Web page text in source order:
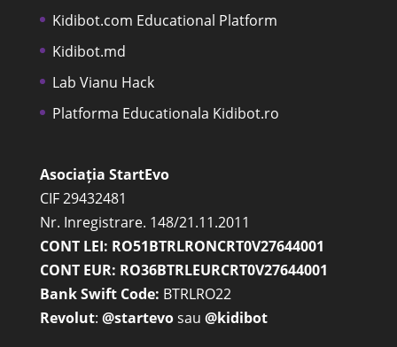
Kidibot.com Educational Platform
Kidibot.md
Lab Vianu Hack
Platforma Educationala Kidibot.ro
Asociația StartEvo
CIF 29432481
Nr. Inregistrare. 148/21.11.2011
CONT LEI: RO51BTRLRONCRT0V27644001
CONT EUR: RO36BTRLEURCRT0V27644001
Bank Swift Code: BTRLRO22
Revolut: @startevosau @kidibot